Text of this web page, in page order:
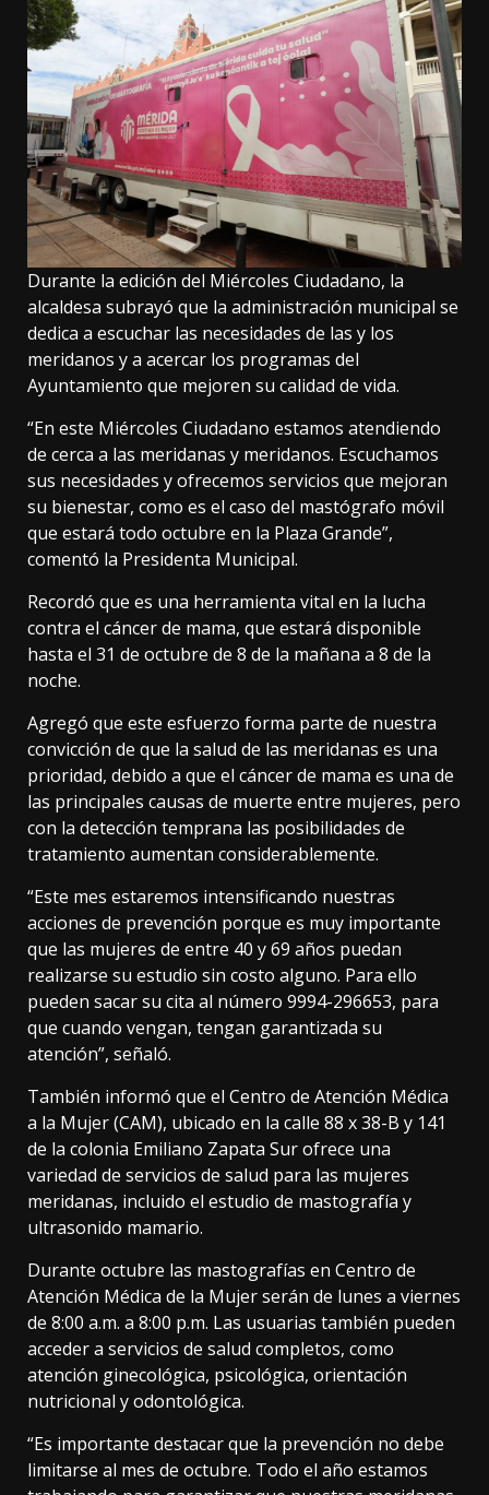
Durante la edición del Miércoles Ciudadano, la
alcaldesa subrayó que la administración municipal se
dedica a escuchar las necesidades de las y los
meridanos y a acercar los programas del
Ayuntamiento que mejoren su calidad de vida.
“En este Miércoles Ciudadano estamos atendiendo
de cerca a las meridanas y meridanos. Escuchamos
sus necesidades y ofrecemos servicios que mejoran
su bienestar, como es el caso del mastógrafo móvil
que estará todo octubre en la Plaza Grande”,
comentó la Presidenta Municipal.
Recordó que es una herramienta vital en la lucha
contra el cáncer de mama, que estará disponible
hasta el 31 de octubre de 8 de la mañana a 8 de la
noche.
Agregó que este esfuerzo forma parte de nuestra
convicción de que la salud de las meridanas es una
prioridad, debido a que el cáncer de mama es una de
las principales causas de muerte entre mujeres, pero
con la detección temprana las posibilidades de
tratamiento aumentan considerablemente.
“Este mes estaremos intensificando nuestras
acciones de prevención porque es muy importante
que las mujeres de entre 40 y 69 años puedan
realizarse su estudio sin costo alguno. Para ello
pueden sacar su cita al número 9994-296653, para
que cuando vengan, tengan garantizada su
atención”, señaló.
También informó que el Centro de Atención Médica
a la Mujer (CAM), ubicado en la calle 88 x 38-B y 141
de la colonia Emiliano Zapata Sur ofrece una
variedad de servicios de salud para las mujeres
meridanas, incluido el estudio de mastografía y
ultrasonido mamario.
Durante octubre las mastografías en Centro de
Atención Médica de la Mujer serán de lunes a viernes
de 8:00 a.m. a 8:00 p.m. Las usuarias también pueden
acceder a servicios de salud completos, como
atención ginecológica, psicológica, orientación
nutricional y odontológica.
“Es importante destacar que la prevención no debe
limitarse al mes de octubre. Todo el año estamos